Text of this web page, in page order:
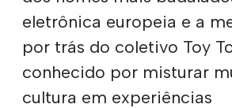
eletrônica europeia e a
por trás do coletivo Toy
conhecido por misturar
cultura em experiências